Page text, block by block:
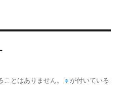
とはありません。 ※ が付いている